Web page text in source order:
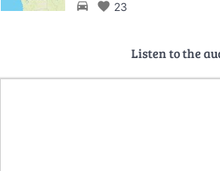
directions_car favorite 23
Listen to the